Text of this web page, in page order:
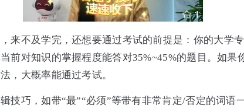
来不及学完，还想要通过考试的前提是：你的大学
前对知识的掌握程度能答对35%~45%的题目。如果
，大概率能通过考试。
技巧，如带“最”“必须”等带有非常肯定/否定的词语